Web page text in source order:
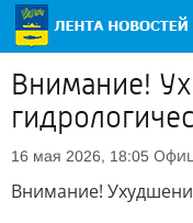
Внимание!
16 мая 2026, 18:05
Внимание!